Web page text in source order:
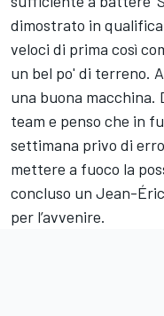
dimostrato in qualifica
veloci di prima così
un bel po' di terreno.
una buona macchina.
team e penso che in
settimana privo di
mettere a fuoco la
concluso un Jean-
per l’avvenire.